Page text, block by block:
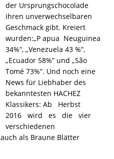
der Ursprungschocolade
ihren unverwechselbaren
Geschmack gibt. Kreiert
wurden:„P apua Neuguinea
34%“, „Venezuela 43 %“,
„Ecuador 58%“ und „São
Tomé 73%“. Und noch eine
News für Liebhaber des
bekanntesten HACHEZ
Klassikers: Ab Herbst
2016 wird es die vier
verschiedenen
als Braune Blätter